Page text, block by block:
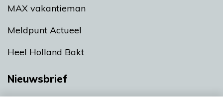
MAX vakantieman
Meldpunt Actueel
Heel Holland Bakt
Nieuwsbrief